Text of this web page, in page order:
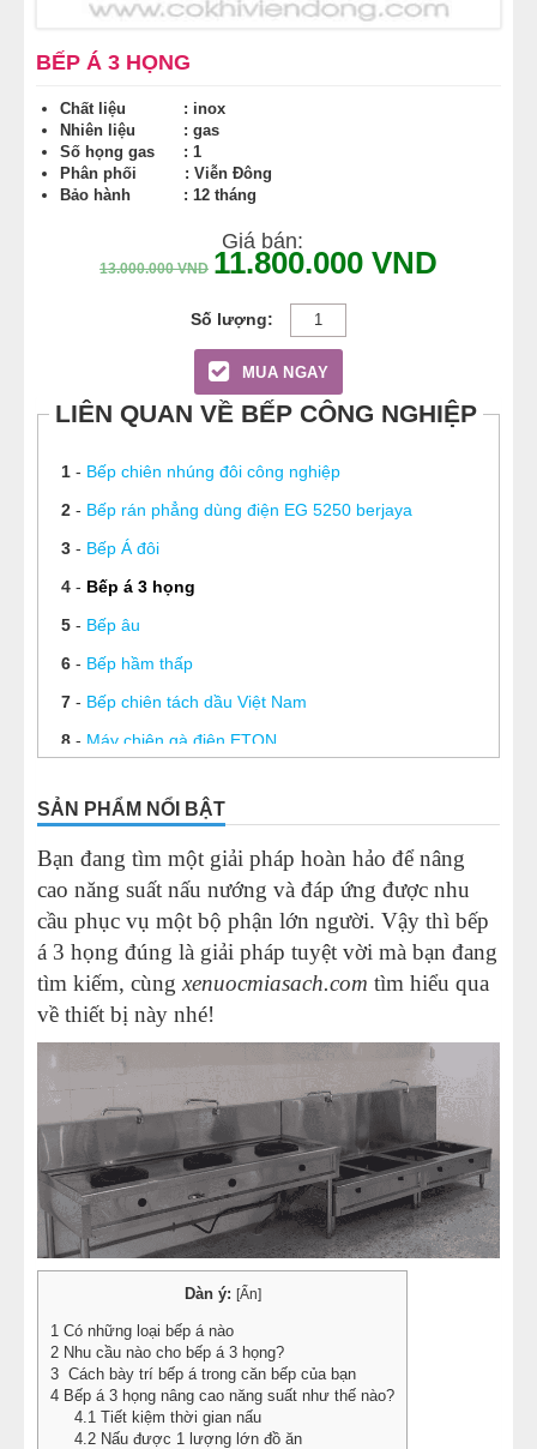
BẾP Á 3 HỌNG
Chất liệu : inox
Nhiên liệu : gas
Số họng gas : 1
Phân phối : Viễn Đông
Bảo hành : 12 tháng
Giá bán:
13.000.000VND 11.800.000 VND
MUA NGAY
LIÊN QUAN VỀ BẾP CÔNG NGHIỆP
1- Bếp chiên nhúng đôi công nghiệp
2- Bếp rán phẳng dùng điện EG 5250 berjaya
3- Bếp Á đôi
4- Bếp á 3 họng
5- Bếp âu
6- Bếp hầm thấp
7- Bếp chiên tách dầu Việt Nam
8- Máy chiên gà điện ETON
10 -Máy chiên gà đôi 11L
11 -Chảo chiên bằng điện
SẢN PHẨM NỔI BẬT
Bạn đang tìm một giải pháp hoàn hảo để nâng
cao năng suất nấu nướng và đáp ứng được nhu
cầu phục vụ một bộ phận lớn người. Vậy thì bếp
á 3 họng đúng là giải pháp tuyệt vời mà bạn đang
tìm kiếm, cùng xenuocmiasach.com tìm hiểu qua
về thiết bị này nhé!
Dàn ý: [Ẩn]
1 Có những loại bếp á nào
2 Nhu cầu nào cho bếp á 3 họng?
3 Cách bày trí bếp á trong căn bếp của bạn
4 Bếp á 3 họng nâng cao năng suất như thế nào?
4.1 Tiết kiệm thời gian nấu
4.2Nấu được 1 lượng lớn đồ ăn